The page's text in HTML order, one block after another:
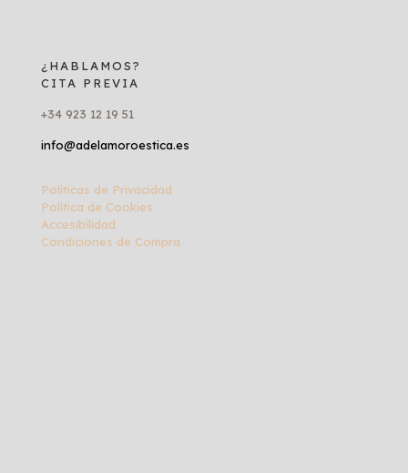
¿HABLAMOS?
CITA PREVIA
+34 923 12 19 51
info@adelamoroestica.es
Políticas de Privacidad
Política de Cookies
Accesibilidad
Condiciones de Compra